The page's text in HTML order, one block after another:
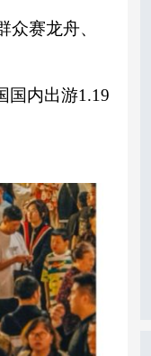
赛龙舟、
内出游1.19